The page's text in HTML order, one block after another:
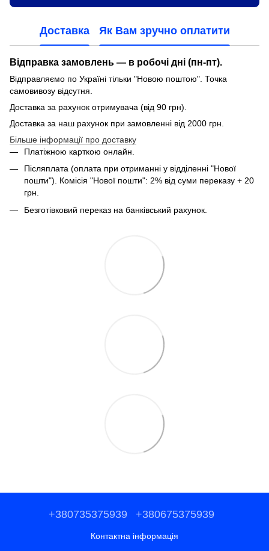
Доставка Як Вам зручно оплатити
Відправка замовлень — в робочі дні (пн-пт).
Відправляємо по Україні тільки "Новою поштою". Точка
самовивозу відсутня.
Доставка за рахунок отримувача (від 90 грн).
Доставка за наш рахунок при замовленні від 2000 грн.
Більше інформації про доставку
Платіжною карткою онлайн.
Післяплата (оплата при отриманні у відділенні "Нової
пошти"). Комісія "Нової пошти": 2% від суми переказу + 20
грн.
Безготівковий переказ на банківський рахунок.
+380735375939 +380675375939
Контактна інформація